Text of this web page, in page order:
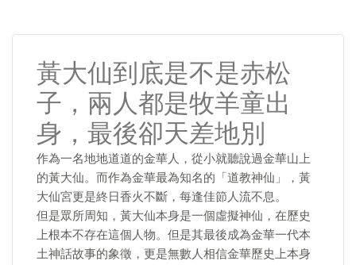
黃大仙到底是不是赤松
子，兩人都是牧羊童出
身，最後卻天差地別
作為一名地地道道的金華人，從小就聽說過金華山上
的黃大仙。而作為金華最為知名的「道教神仙」，黃
大仙宮更是終日香火不斷，每逢佳節人流不息。
但是眾所周知，黃大仙本身是一個虛擬神仙，在歷史
上根本不存在這個人物。但是其最後成為金華一代本
土神話故事的象徵，更是無數人相信金華歷史上本身